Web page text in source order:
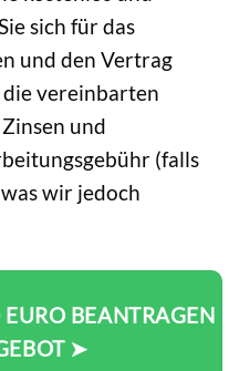
sich für das
und den Vertrag
vereinbarten
und
(falls
wir jedoch
BEANTRAGEN
➤